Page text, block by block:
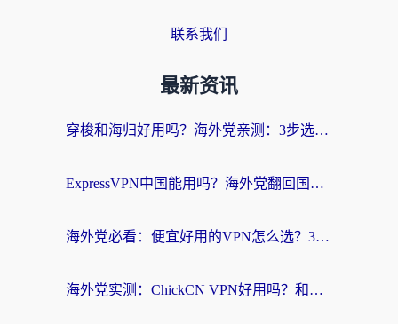
联系我们
最新资讯
穿梭和海归好用吗？海外党亲测：3步选对回国加速器，无缝刷国内剧玩手游
ExpressVPN中国能用吗？海外党翻回国内的加速器选择指南（附番茄加速器实测）
海外党必看：便宜好用的VPN怎么选？3步解决回国访问难题+Steam改区技巧
海外党实测：ChickCN VPN好用吗？和OurPlay VPN对比哪个回国效果更好？附避坑指南